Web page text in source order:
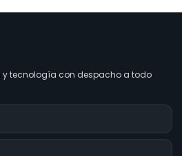
tecnología con despacho a todo